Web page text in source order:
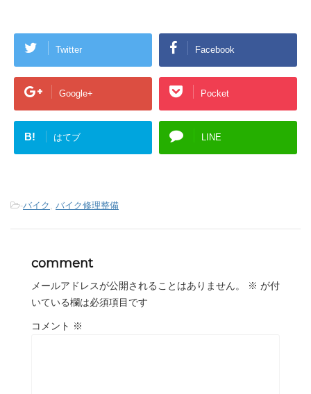
Twitter Facebook
Google+ Pocket
B! はてブ LINE
-バイク バイク修理整備
comment
メールアドレスが公開されることはありません。 ※ が付
いている欄は必須項目です
コメント ※